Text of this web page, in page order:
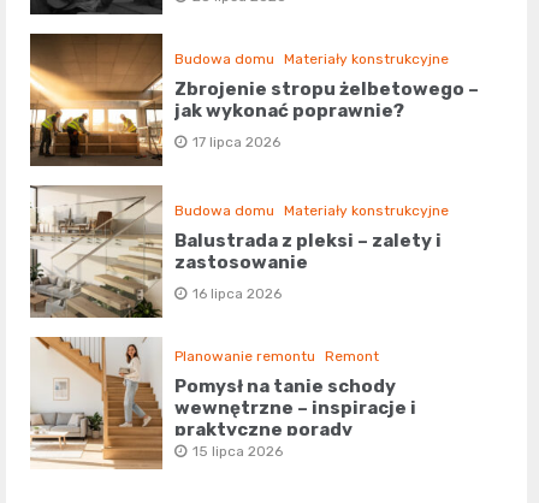
Budowa domu Materiały konstrukcyjne
Zbrojenie stropu żelbetowego –
jak wykonać poprawnie?
17 lipca 2026
Budowa domu Materiały konstrukcyjne
Balustrada z pleksi – zalety i
zastosowanie
16 lipca 2026
Planowanie remontu Remont
Pomysł na tanie schody
wewnętrzne – inspiracje i
praktyczne porady
15 lipca 2026